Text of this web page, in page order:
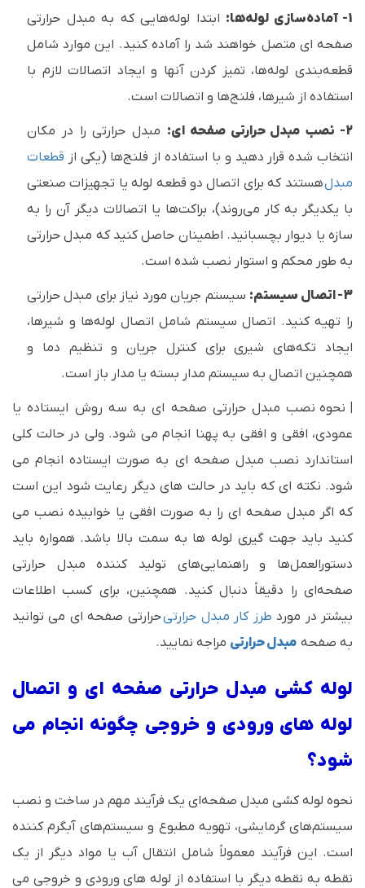
1- آماده‌سازی لوله‌ها:
ابتدا لوله‌هایی که به مبدل حرارتی
صفحه ای متصل خواهند شد را آماده کنید. این موارد شامل
قطعه‌بندی لوله‌ها، تمیز کردن آنها و ایجاد اتصالات لازم با
استفاده از شیرها، فلنج‌ها و اتصالات است.
2- نصب مبدل حرارتی صفحه ای:
مبدل حرارتی را در مکان
انتخاب شده قرار دهید و با استفاده از فلنج‌ها (یکی از قطعات
مبدلهستند که برای اتصال دو قطعه لوله یا تجهیزات صنعتی
با یکدیگر به کار می‌روند)، براکت‌ها یا اتصالات دیگر آن را به
سازه یا دیوار بچسبانید. اطمینان حاصل کنید که مبدل حرارتی
به طور محکم و استوار نصب شده است.
3- اتصال سیستم:
سیستم جریان مورد نیاز برای مبدل حرارتی
را تهیه کنید. اتصال سیستم شامل اتصال لوله‌ها و شیرها،
ایجاد تکه‌های شیری برای کنترل جریان و تنظیم دما و
همچنین اتصال به سیستم مدار بسته یا مدار باز است.
نحوه نصب مبدل حرارتی صفحه ای به سه روش ایستاده یا
عمودی، افقی و افقی به پهنا انجام می شود. ولی در حالت کلی
استاندارد نصب مبدل صفحه ای به صورت ایستاده انجام می
شود. نکته ای که باید در حالت های دیگر رعایت شود این است
که اگر مبدل صفحه ای را به صورت افقی یا خوابیده نصب می
کنید باید جهت گیری لوله ها به سمت بالا باشد. همواره باید
دستورالعمل‌ها و راهنمایی‌های تولید کننده مبدل حرارتی
صفحه‌ای را دقیقاً دنبال کنید. همچنین، برای کسب اطلاعات
بیشتر در مورد طرز کار مبدل حرارتیحرارتی صفحه ای می توانید
به صفحه مبدل حرارتی مراجه نمایید.
لوله کشی مبدل حرارتی صفحه ای و اتصال
لوله های ورودی و خروجی چگونه انجام می
شود؟
نحوه لوله‌ کشی مبدل صفحه‌ای یک فرآیند مهم در ساخت و نصب
سیستم‌های گرمایشی، تهویه مطبوع و سیستم‌های آبگرم کننده
است. این فرآیند معمولاً شامل انتقال آب یا مواد دیگر از یک
نقطه به نقطه دیگر با استفاده از لوله های ورودی و خروجی می